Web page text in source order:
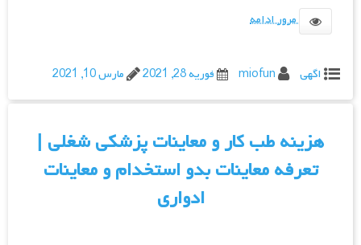
مرور ادامه
اگهی miofun فوریه 28, 2021 مارس 10, 2021
هزینه طب کار و معاینات پزشکی شغلی |
تعرفه معاینات بدو استخدام و معاینات
ادواری